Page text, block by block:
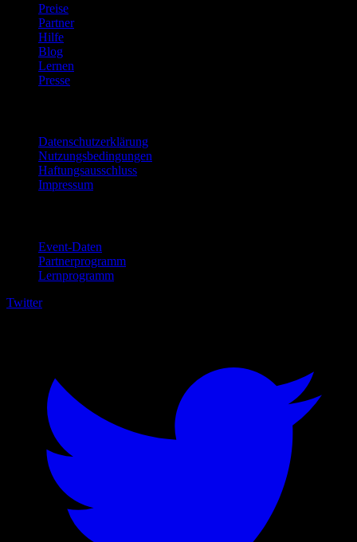
Preise
Partner
Hilfe
Blog
Lernen
Presse
Datenschutzerklärung
Nutzungsbedingungen
Haftungsausschluss
Impressum
Event-Daten
Partnerprogramm
Lernprogramm
Twitter